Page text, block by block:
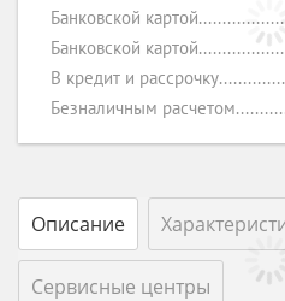
Банковской картой
Банковской картой
В кредит и рассрочку
Безналичным расчетом
Описание
Сервисные центры